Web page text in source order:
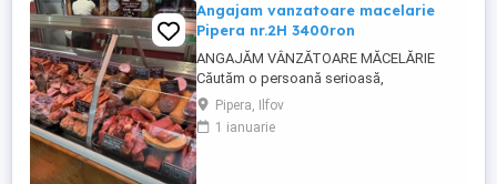
Angajam vanzatoare macelarie
Pipera nr.2H 3400ron
ANGAJĂM VÂNZĂTOARE MĂCELĂRIE
Căutăm o persoană serioasă,
responsabilă și amabilă pentru postul de
vânzătoare într-o măcelărie modernă.
Cerințe: Experiență în domeniul vânzărilor
Pipera, Ilfov
1 ianuarie